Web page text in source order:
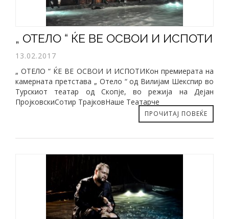
„ ОТЕЛО “ ЌЕ ВЕ ОСВОИ И ИСПОТИ
13.02.2017
„ ОТЕЛО “ ЌЕ ВЕ ОСВОИ И ИСПОТИКон премиерата на
камерната претстава „ Отело “ од Вилијам Шекспир во
Турскиот театар од Скопје, во режија на Дејан
ПројковскиСотир ТрајковНаше Театарче
ПРОЧИТАЈ ПОВЕЌЕ